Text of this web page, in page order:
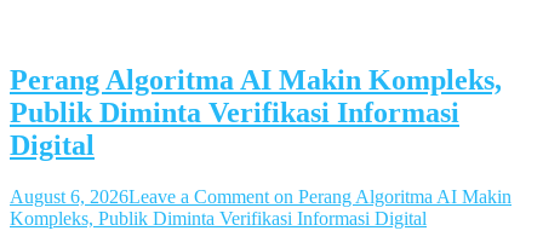
Perang Algoritma AI Makin Kompleks,
Publik Diminta Verifikasi Informasi
Digital
August 6, 2026Leave a Comment on Perang Algoritma AI Makin
Kompleks, Publik Diminta Verifikasi Informasi Digital